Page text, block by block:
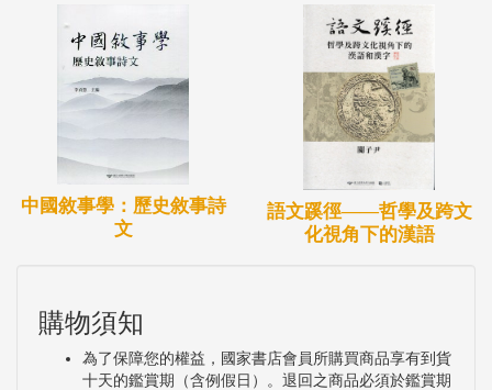
中國敘事學：歷史敘事詩
文
語文蹊徑——哲學及跨文
化視角下的漢語
購物須知
為了保障您的權益，國家書店會員所購買商品享有到貨
十天的鑑賞期（含例假日）。退回之商品必須於鑑賞期